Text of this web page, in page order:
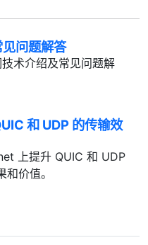
问题解答
术介绍及常见问题解
和 UDP 的传输效
上提升 QUIC 和 UDP
价值。